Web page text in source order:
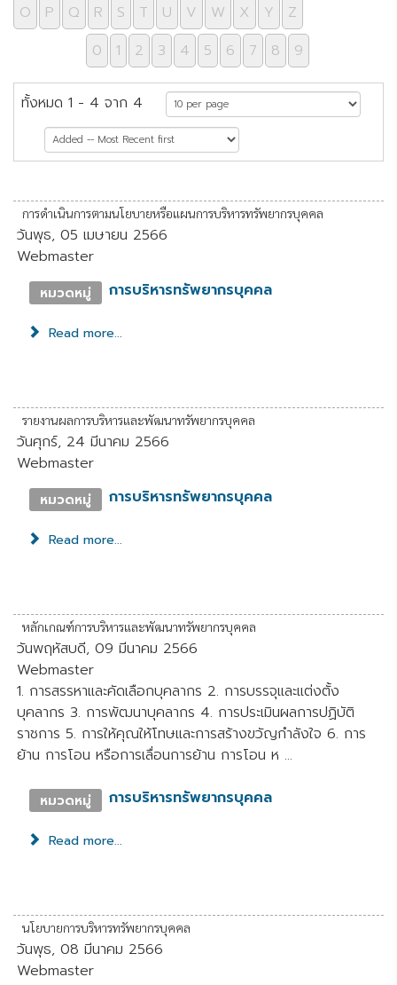
O
P Q R S T U V W X Y
Z
0
1 2 3 4 5 6 7 8 9
ทั้งหมด 1 - 4 จาก 4
การดำเนินการตามนโยบายหรือแผนการบริหารทรัพยากรบุคคล
วันพุธ, 05 เมษายน 2566
Webmaster
หมวดหมู่ การบริหารทรัพยากรบุคคล
Read more...
รายงานผลการบริหารและพัฒนาทรัพยากรบุคคล
วันศุกร์, 24 มีนาคม 2566
Webmaster
หมวดหมู่ การบริหารทรัพยากรบุคคล
Read more...
หลักเกณฑ์การบริหารและพัฒนาทรัพยากรบุคคล
วันพฤหัสบดี, 09 มีนาคม 2566
Webmaster
1. การสรรหาและคัดเลือกบุคลากร 2. การบรรจุและแต่งตั้ง
บุคลากร 3. การพัฒนาบุคลากร 4. การประเมินผลการปฏิบัติ
ราชการ 5. การให้คุณให้โทษและการสร้างขวัญกำลังใจ 6. การ
ย้าน การโอน หรือการเลื่อนการย้าน การโอน ห ...
หมวดหมู่ การบริหารทรัพยากรบุคคล
Read more...
นโยบายการบริหารทรัพยากรบุคคล
วันพุธ, 08 มีนาคม 2566
Webmaster